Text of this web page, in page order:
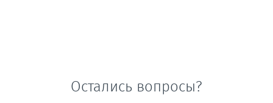
Остались вопросы?